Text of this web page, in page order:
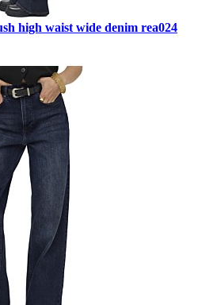
high waist wide denim rea024